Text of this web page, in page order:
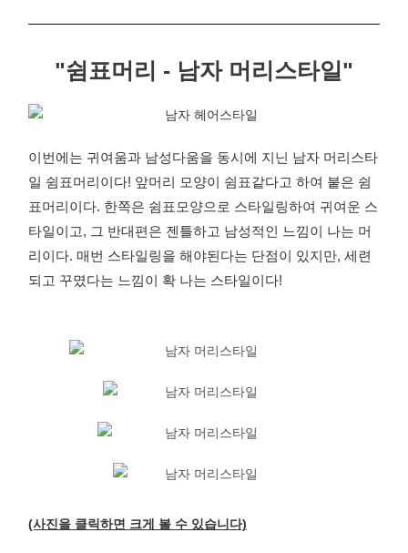
"쉼표머리 - 남자 머리스타일"
이번에는 귀여움과 남성다움을 동시에 지닌 남자 머리스타
일 쉼표머리이다! 앞머리 모양이 쉼표같다고 하여 붙은 쉼
표머리이다. 한쪽은 쉼표모양으로 스타일링하여 귀여운 스
타일이고, 그 반대편은 젠틀하고 남성적인 느낌이 나는 머
리이다. 매번 스타일링을 해야된다는 단점이 있지만, 세련
되고 꾸몄다는 느낌이 확 나는 스타일이다!
(사진을 클릭하면 크게 볼 수 있습니다)